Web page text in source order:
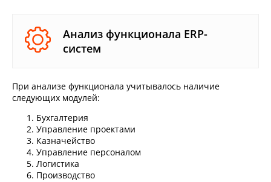
Анализ функционала ERP-
систем
При анализе функционала учитывалось наличие
следующих модулей:
Бухгалтерия
Управление проектами
Казначейство
Управление персоналом
Логистика
Производство